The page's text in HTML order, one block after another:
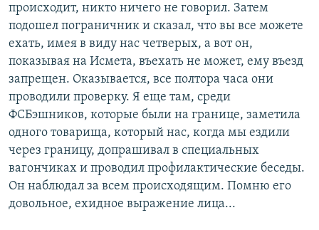
происходит, никто ничего не говорил. Затем
подошел пограничник и сказал, что вы все можете
ехать, имея в виду нас четверых, а вот он,
показывая на Исмета, въехать не может, ему въезд
запрещен. Оказывается, все полтора часа они
проводили проверку. Я еще там, среди
ФСБэшников, которые были на границе, заметила
одного товарища, который нас, когда мы ездили
через границу, допрашивал в специальных
вагончиках и проводил профилактические беседы.
Он наблюдал за всем происходящим. Помню его
довольное, ехидное выражение лица...